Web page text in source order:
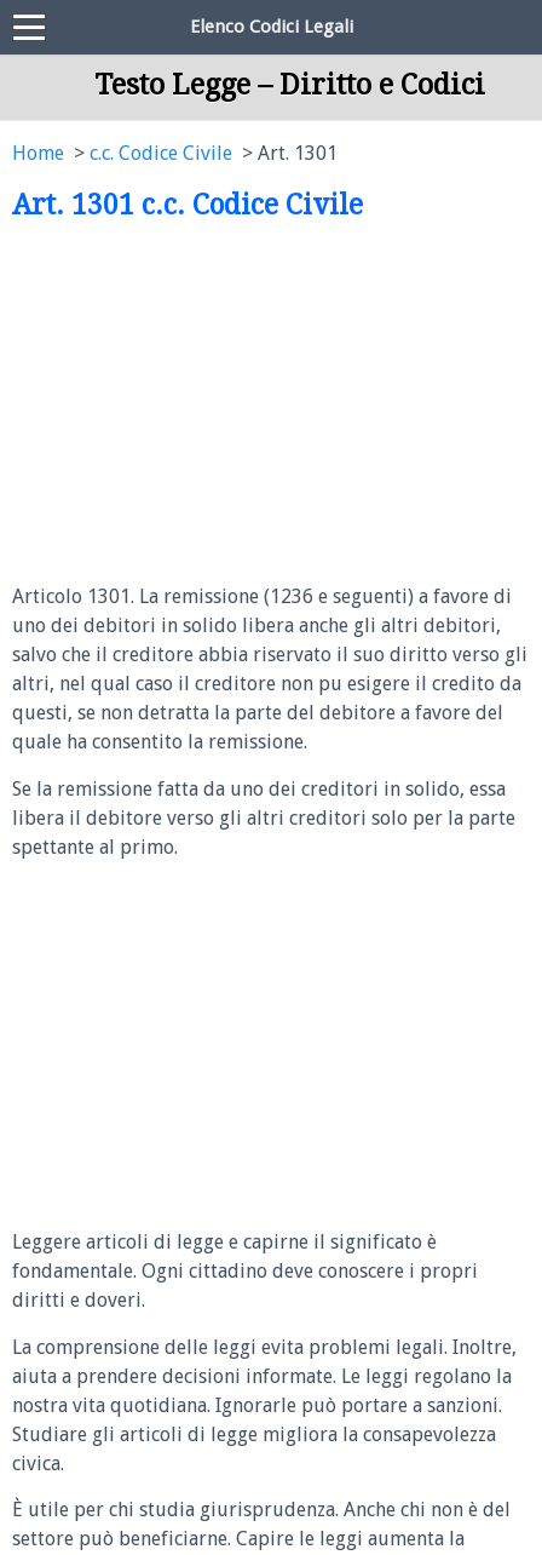
Elenco Codici Legali
Testo Legge – Diritto e Codici
Home c.c. Codice Civile Art. 1301
Art. 1301 c.c. Codice Civile
Articolo 1301. La remissione (1236 e seguenti) a favore di
uno dei debitori in solido libera anche gli altri debitori,
salvo che il creditore abbia riservato il suo diritto verso gli
altri, nel qual caso il creditore non pu esigere il credito da
questi, se non detratta la parte del debitore a favore del
quale ha consentito la remissione.
Se la remissione fatta da uno dei creditori in solido, essa
libera il debitore verso gli altri creditori solo per la parte
spettante al primo.
Leggere articoli di legge e capirne il significato è
fondamentale. Ogni cittadino deve conoscere i propri
diritti e doveri.
La comprensione delle leggi evita problemi legali. Inoltre,
aiuta a prendere decisioni informate. Le leggi regolano la
nostra vita quotidiana. Ignorarle può portare a sanzioni.
Studiare gli articoli di legge migliora la consapevolezza
civica.
È utile per chi studia giurisprudenza. Anche chi non è del
settore può beneficiarne. Capire le leggi aumenta la